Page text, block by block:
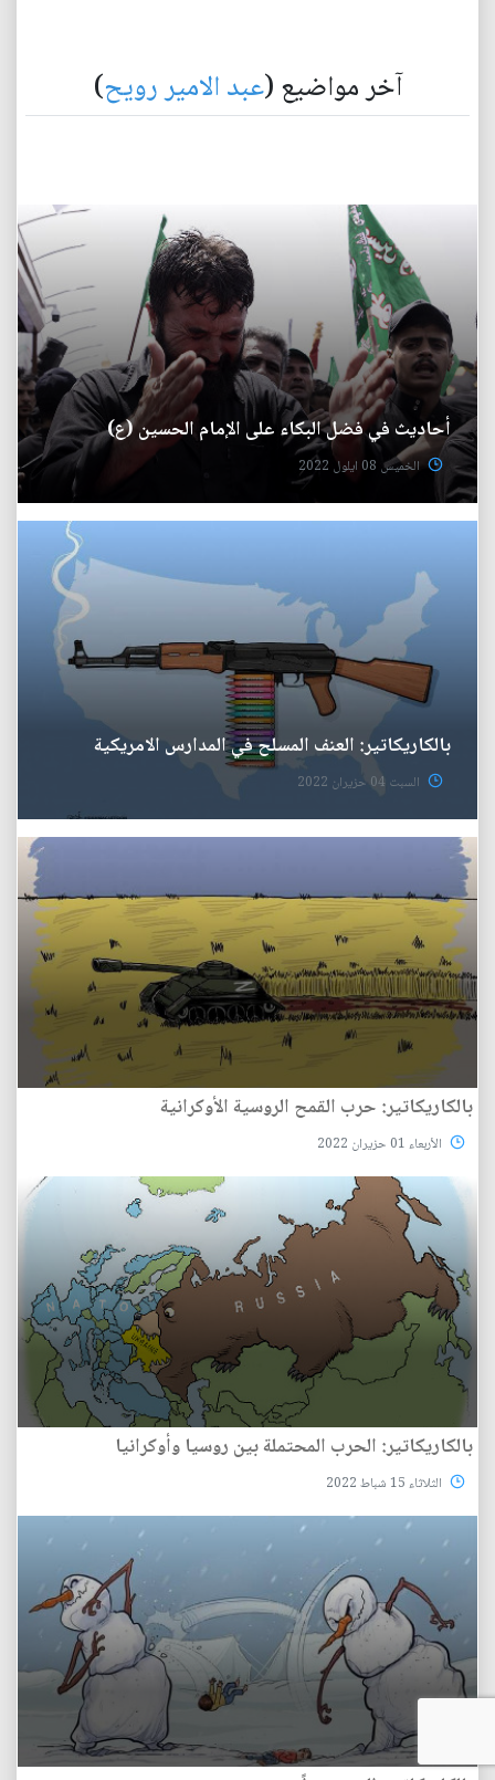
آخر مواضيع (عبد الامير رويح)
أحاديث في فضل البكاء على الإمام الحسين (ع)
الخميس 08 ايلول 2022
بالكاريكاتير: العنف المسلح في المدارس الامريكية
السبت 04 حزيران 2022
بالكاريكاتير: حرب القمح الروسية الأوكرانية
الأربعاء 01 حزيران 2022
بالكاريكاتير: الحرب المحتملة بين روسيا وأوكرانيا
الثلاثاء 15 شباط 2022